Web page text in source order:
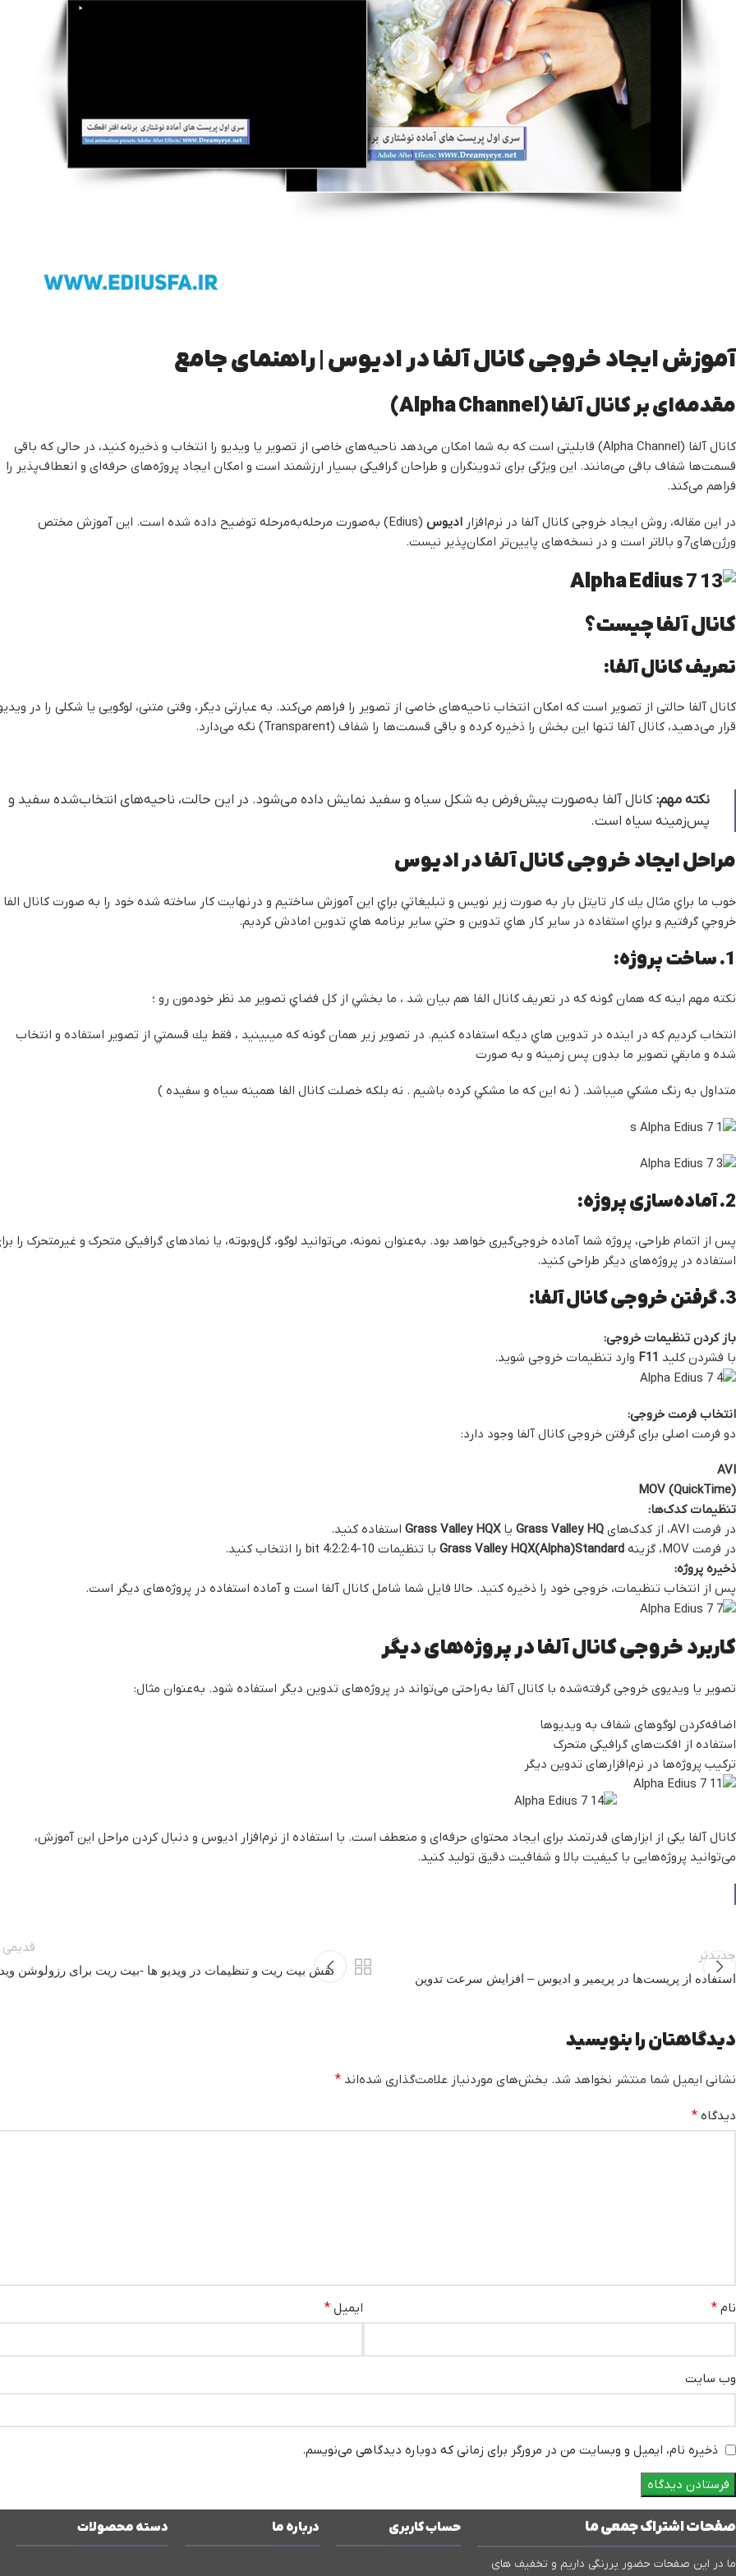
کلیپ تیتراژ پایان عروسی
آموزش ایجاد خروجی کانال آلفا در ادیوس | راهنمای جامع
مقدمه‌ای بر کانال آلفا (Alpha Channel)
کانال آلفا (Alpha Channel) قابلیتی است که به شما امکان می‌دهد ناحیه‌های خاصی از تصویر یا ویدیو را انتخاب و ذخیره کنید، در حالی که باقی
قسمت‌ها شفاف باقی می‌مانند. این ویژگی برای تدوینگران و طراحان گرافیکی بسیار ارزشمند است و امکان ایجاد پروژه‌های حرفه‌ای و انعطاف‌پذیر را
فراهم می‌کند.
در این مقاله، روش ایجاد خروجی کانال آلفا در نرم‌افزار ادیوس
(Edius) به‌صورت مرحله‌به‌مرحله توضیح داده شده است. این آموزش مختص
ورژن‌های7 و بالاتر است و در نسخه‌های پایین‌تر امکان‌پذیر نیست.
کانال آلفا چیست؟
تعریف کانال آلفا:
کانال آلفا حالتی از تصویر است که امکان انتخاب ناحیه‌های خاصی از تصویر را فراهم می‌کند. به عبارتی دیگر، وقتی متنی، لوگویی یا شکلی را در
قرار می‌دهید، کانال آلفا تنها این بخش را ذخیره کرده و باقی قسمت‌ها را شفاف (Transparent) نگه می‌دارد.
نکته مهم:کانال آلفا به‌صورت پیش‌فرض به شکل سیاه و سفید نمایش داده می‌شود. در این حالت، ناحیه‌های انتخاب‌شده سفید و
پس‌زمینه سیاه است.
مراحل ایجاد خروجی کانال آلفا در ادیوس
خوب ما براي مثال يك كار تايتل بار به صورت زير نويس و تبليغاتي براي اين آموزش ساختيم و در نهايت كار ساخته شده خود را به صورت كانال الفا
خروجي گرفتيم و براي استفاده در ساير كار هاي تدوين و حتي ساير برنامه هاي تدوين امادش كرديم.
1. ساخت پروژه:
نكته مهم اينه كه همان گونه كه در تعريف كانال الفا هم بيان شد ، ما بخشي از كل فضاي تصوير مد نظر خودمون رو ؛
انتخاب كرديم كه در اينده در تدوين هاي ديگه استفاده كنيم. در تصوير زير همان گونه كه ميبينيد ، فقط يك قسمتي از تصوير استفاده و انتخاب
شده و مابقي تصوير ما بدون پس زمينه و به صورت
متداول به رنگ مشكي ميباشد. ( نه اين كه ما مشكي كرده باشيم . نه بلكه خصلت كانال الفا همينه سياه و سفيده )
2. آماده‌سازی پروژه:
پس از اتمام طراحی، پروژه شما آماده خروجی‌گیری خواهد بود. به‌عنوان نمونه، می‌توانید لوگو، گل‌وبوته، یا نمادهای گرافیکی متحرک و غیرمتحرک را
استفاده در پروژه‌های دیگر طراحی کنید.
3. گرفتن خروجی کانال آلفا:
باز کردن تنظیمات خروجی:
با فشردن کلید F11 وارد تنظیمات خروجی شوید.
انتخاب فرمت خروجی:
دو فرمت اصلی برای گرفتن خروجی کانال آلفا وجود دارد:
AVI
MOV (QuickTime)
تنظیمات کدک‌ها:
در فرمت AVI، از کدک‌های
Grass Valley HQ یاGrass Valley HQX استفاده کنید.
در فرمت MOV، گزینه
Grass Valley HQX(Alpha)Standard با تنظیمات 10-bit 4:2:2:4 را انتخاب کنید.
ذخیره پروژه:
پس از انتخاب تنظیمات، خروجی خود را ذخیره کنید. حالا فایل شما شامل کانال آلفا است و آماده استفاده در پروژه‌های دیگر است.
کاربرد خروجی کانال آلفا در پروژه‌های دیگر
تصویر یا ویدیوی خروجی گرفته‌شده با کانال آلفا به‌راحتی می‌تواند در پروژه‌های تدوین دیگر استفاده شود. به‌عنوان مثال:
اضافه‌کردن لوگوهای شفاف به ویدیوها
استفاده از افکت‌های گرافیکی متحرک
ترکیب پروژه‌ها در نرم‌افزارهای تدوین دیگر
کانال آلفا یکی از ابزارهای قدرتمند برای ایجاد محتوای حرفه‌ای و منعطف است. با استفاده از نرم‌افزار ادیوس و دنبال کردن مراحل این آموزش،
می‌توانید پروژه‌هایی با کیفیت بالا و شفافیت دقیق تولید کنید.
جدیدتر
استفاده از پریست‌ها در پریمیر و ادیوس – افزایش سرعت تدوین
قدیمی
نقش بیت ریت و تنظیمات در ویدیو ها -بیت ریت برای رزولوشن
دیدگاهتان را بنویسید
نشانی ایمیل شما منتشر نخواهد شد. بخش‌های موردنیاز علامت‌گذاری شده‌اند *
دیدگاه *
نام * ایمیل*
وب‌ سایت
ذخیره نام، ایمیل و وبسایت من در مرورگر برای زمانی که دوباره دیدگاهی می‌نویسم.
صفحات اشتراک جمعی ما
ما در این صفحات حضور پررنگی داریم و تخفیف های
حساب کاربری درباره ما دسته محصولات